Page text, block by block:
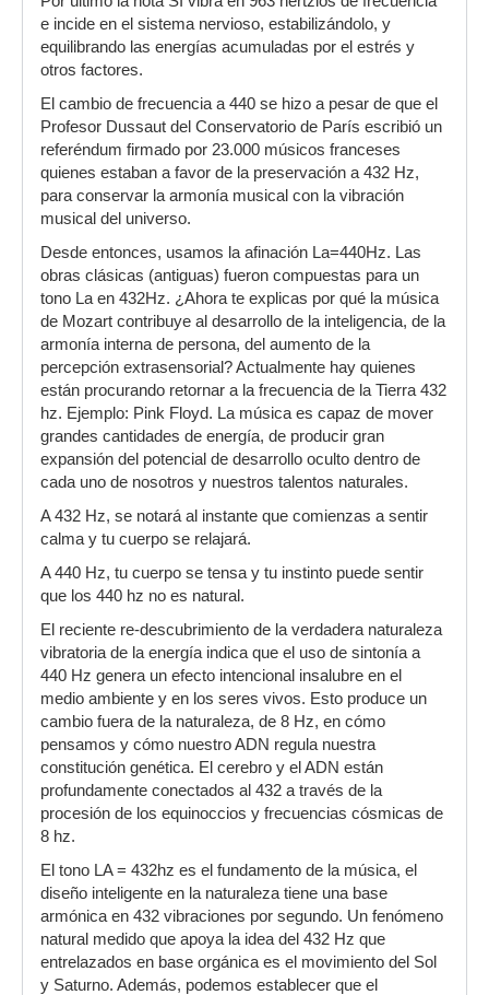
e incide en el sistema nervioso, estabilizándolo, y
equilibrando las energías acumuladas por el estrés y
otros factores.
El cambio de frecuencia a 440 se hizo a pesar de que el
Profesor Dussaut del Conservatorio de París escribió un
referéndum firmado por 23.000 músicos franceses
quienes estaban a favor de la preservación a 432 Hz,
para conservar la armonía musical con la vibración
musical del universo.
Desde entonces, usamos la afinación La=440Hz. Las
obras clásicas (antiguas) fueron compuestas para un
tono La en 432Hz. ¿Ahora te explicas por qué la música
de Mozart contribuye al desarrollo de la inteligencia, de la
armonía interna de persona, del aumento de la
percepción extrasensorial? Actualmente hay quienes
están procurando retornar a la frecuencia de la Tierra 432
hz. Ejemplo: Pink Floyd. La música es capaz de mover
grandes cantidades de energía, de producir gran
expansión del potencial de desarrollo oculto dentro de
cada uno de nosotros y nuestros talentos naturales.
A 432 Hz, se notará al instante que comienzas a sentir
calma y tu cuerpo se relajará.
A 440 Hz, tu cuerpo se tensa y tu instinto puede sentir
que los 440 hz no es natural.
El reciente re-descubrimiento de la verdadera naturaleza
vibratoria de la energía indica que el uso de sintonía a
440 Hz genera un efecto intencional insalubre en el
medio ambiente y en los seres vivos. Esto produce un
cambio fuera de la naturaleza, de 8 Hz, en cómo
pensamos y cómo nuestro ADN regula nuestra
constitución genética. El cerebro y el ADN están
profundamente conectados al 432 a través de la
procesión de los equinoccios y frecuencias cósmicas de
8 hz.
El tono LA = 432hz es el fundamento de la música, el
diseño inteligente en la naturaleza tiene una base
armónica en 432 vibraciones por segundo. Un fenómeno
natural medido que apoya la idea del 432 Hz que
entrelazados en base orgánica es el movimiento del Sol
y Saturno. Además, podemos establecer que el